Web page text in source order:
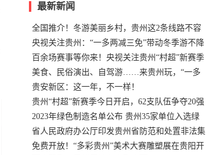
最新新闻
全国推介！冬游美丽乡村，贵州这2条线路不容
错过
央视关注贵州：“一多两减三免”带动冬季游不降
温
百余场赛事等你来！央视关注贵州“村超”新赛季
正式“打响”
美食、民俗演出、自驾游……来贵州玩，“一多
两减三免”！
贵安新区：这一年，不一样！
贵州“村超”新赛季今日开启，62支队伍争夺20强
名额
2023年绿色制造名单公布 贵州35家单位入选绿
色工厂
省人民政府办公厅印发贵州省防范和处置非法集
资工作实施细则
免费开放！“多彩贵州”美术大赛雕塑展在贵阳开